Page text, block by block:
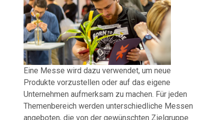
Eine Messe wird dazu verwendet, um neue
Produkte vorzustellen oder auf das eigene
Unternehmen aufmerksam zu machen. Für jeden
Themenbereich werden unterschiedliche Messen
angeboten, die von der gewünschten Zielgruppe